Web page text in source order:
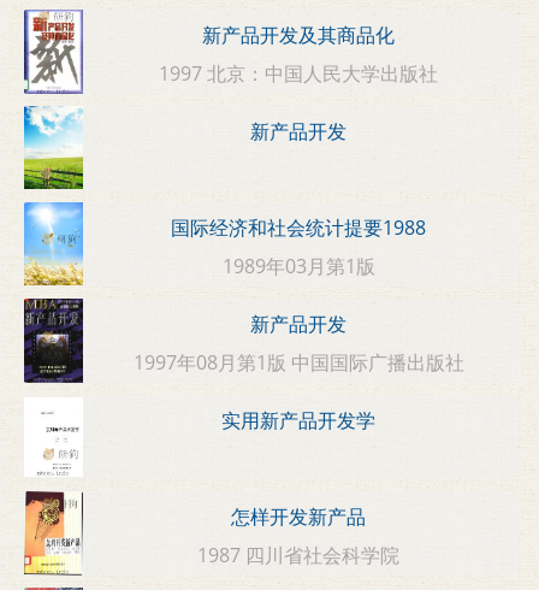
新产品开发及其商品化
1997 北京：中国人民大学出版社
新产品开发
国际经济和社会统计提要1988
1989年03月第1版
新产品开发
1997年08月第1版 中国国际广播出版社
实用新产品开发学
怎样开发新产品
1987 四川省社会科学院